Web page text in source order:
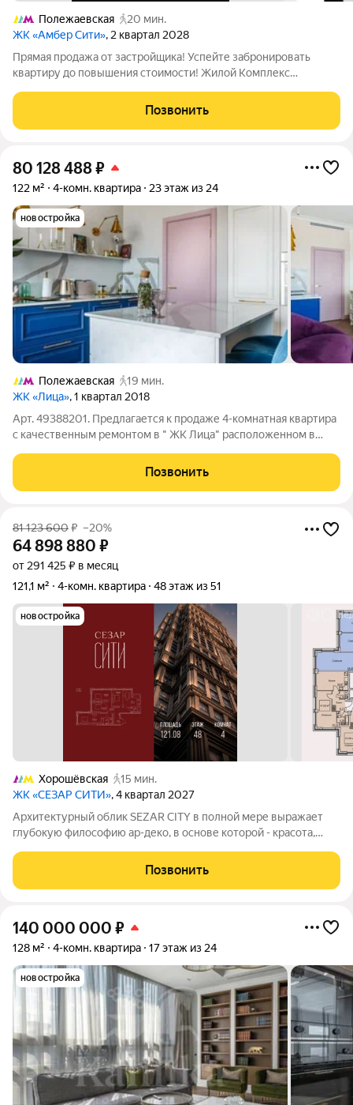
Полежаевская
20 мин.
ЖК «Амбер Сити», 2 квартал 2028
Прямая продажа от застройщика! Успейте забронировать
квартиру до повышения стоимости! Жилой Комплекс
площадью 86.9 кв.м. на 44-м этаже 57 этажного здания. Без
отделки. - Мастер-зона с санузлом и
Позвонить
80 128 488₽
122 м² 4-комн. квартира 23 этаж из 24
новостройка
Полежаевская
19 мин.
ЖК «Лица», 1 квартал 2018
Арт. 49388201. Предлагается к продаже 4-комнатная квартира
с качественным ремонтом в " ЖК Лица" расположенном в
гостиная 26 кв.м, мастер-спальня со своей ванной комнатой и
гардеробной, две
Позвонить
81 123 600₽ –20%
64 898 880 ₽
от 291 425 ₽ в месяц
121,1 м²
4-комн. квартира 48 этаж из 51
новостройка
Хорошёвская
15 мин.
ЖК «СЕЗАР СИТИ», 4 квартал 2027
Архитектурный облик SEZAR CITY в полной мере выражает
глубокую философию ар-деко, в основе которой - красота,
продолжает традиции величественной архитектуры зданий на
престижных магистралях Москвы.
Позвонить
140 000 000 ₽
128 м² 4-комн. квартира 17 этаж из 24
новостройка